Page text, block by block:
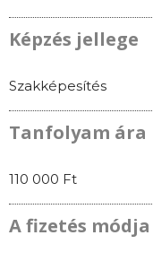
Képzés jellege
Szakképesítés
Tanfolyam ára
110 000 Ft
A fizetés módja